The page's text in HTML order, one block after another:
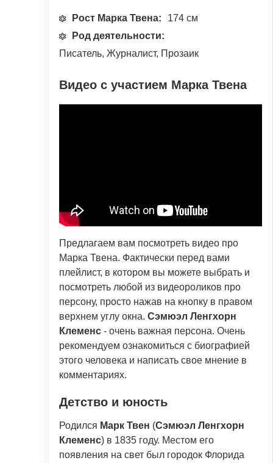
Рост Марка Твена:
174 см
Род деятельности:
Писатель, Журналист, Прозаик
Видео с участием Марка Твена
Предлагаем вам посмотреть видео про
Марка Твена. Фактически перед вами
плейлист, в котором вы можете выбрать и
посмотреть любой из видеороликов про
персону, просто нажав на кнопку в правом
верхнем углу окна. Сэмюэл Ленгхорн
Клеменс - очень важная персона. Очень
рекомендуем ознакомиться с биографией
этого человека и написать свое мнение в
комментариях.
Детство и юность
Родился Марк Твен (Сэмюэл Ленгхорн
Клеменс) в 1835 году. Местом его
появления на свет был городок Флорида